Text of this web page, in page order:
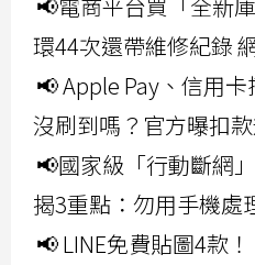
環44次還帶維修紀錄
📢 Apple Pay、信用
沒刷到嗎？官方曝扣
📢國家級「行動斷網
揭3重點：勿用手機處
📢 LINE免費貼圖4款